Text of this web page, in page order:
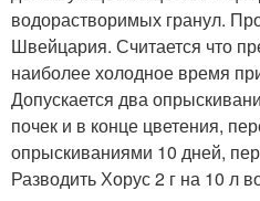
водорастворимых гранул.
Швейцария. Считается что
наиболее холодное время
Допускается два
почек и в конце цветения,
опрыскиваниями 10 дней,
Разводить Хорус 2 г на 10 л